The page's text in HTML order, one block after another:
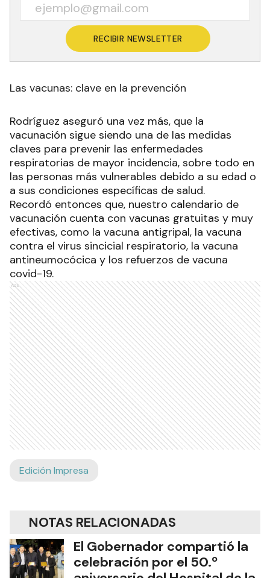
RECIBIR NEWSLETTER
Las vacunas: clave en la prevención
Rodríguez aseguró una vez más, que la
vacunación sigue siendo una de las medidas
claves para prevenir las enfermedades
respiratorias de mayor incidencia, sobre todo en
las personas más vulnerables debido a su edad o
a sus condiciones específicas de salud.
Recordó entonces que, nuestro calendario de
vacunación cuenta con vacunas gratuitas y muy
efectivas, como la vacuna antigripal, la vacuna
contra el virus sincicial respiratorio, la vacuna
antineumocócica y los refuerzos de vacuna
covid-19.
Ads
Edición Impresa
NOTAS RELACIONADAS
El Gobernador compartió la
celebración por el 50.º